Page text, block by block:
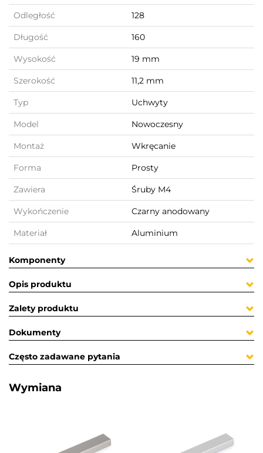
Odległość 128
Długość 160
Wysokość 19 mm
Szerokość 11,2 mm
Typ Uchwyty
Model Nowoczesny
Montaż Wkręcanie
Forma Prosty
Zawiera Śruby M4
Wykończenie Czarny anodowany
Materiał Aluminium
Komponenty
Opis produktu
Zalety produktu
Dokumenty
Często zadawane pytania
Wymiana